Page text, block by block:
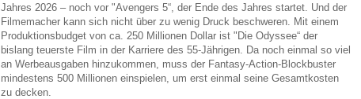
Jahres 2026 – noch vor "Avengers 5“, der Ende des Jahres startet. Und der
Filmemacher kann sich nicht über zu wenig Druck beschweren. Mit einem
Produktionsbudget von ca. 250 Millionen Dollar ist "Die Odyssee“ der
bislang teuerste Film in der Karriere des 55-Jährigen. Da noch einmal so viel
an Werbeausgaben hinzukommen, muss der Fantasy-Action-Blockbuster
mindestens 500 Millionen einspielen, um erst einmal seine Gesamtkosten
zu decken.